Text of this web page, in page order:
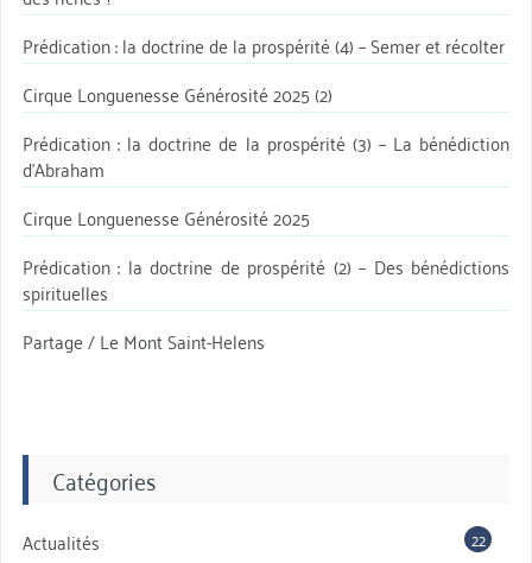
Prédication : la doctrine de la prospérité (4) – Semer et récolter
Cirque Longuenesse Générosité 2025 (2)
Prédication : la doctrine de la prospérité (3) – La bénédiction
d’Abraham
Cirque Longuenesse Générosité 2025
Prédication : la doctrine de prospérité (2) – Des bénédictions
spirituelles
Partage / Le Mont Saint-Helens
Catégories
Actualités 22